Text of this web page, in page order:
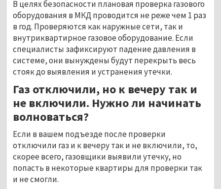
В целях безопасности плановая проверка газового
оборудования в МКД проводится не реже чем 1 раз
в год. Проверяются как наружные сети, так и
внутриквартирное газовое оборудование. Если
специалисты зафиксируют падение давления в
системе, они вынуждены будут перекрыть весь
стояк до выявления и устранения утечки.
Газ отключили, но к вечеру так и
не включили. Нужно ли начинать
волноваться?
Если в вашем подъезде после проверки
отключили газ и к вечеру так и не включили, то,
скорее всего, газовщики выявили утечку, но
попасть в некоторые квартиры для проверки так
и не смогли.